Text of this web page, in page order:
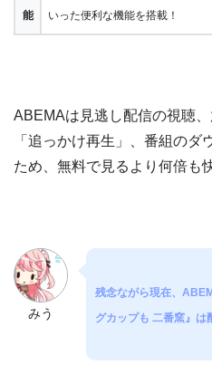
能
いった便利な機能を搭載！
ABEMAは見逃し配信の視聴
「追っかけ再生」、番組のダ
ため、無料で見るより何倍も
みう
残念ながら現在、
グカップも 二番窯』は